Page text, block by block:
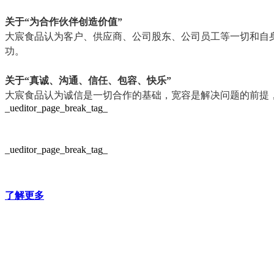
关于“为合作伙伴创造价值”
大宸食品认为客户、供应商、公司股东、公司员工等一切和
功。
关于“真诚、沟通、信任、包容、快乐”
大宸食品认为诚信是一切合作的基础，宽容是解决问题的前
_ueditor_page_break_tag_
_ueditor_page_break_tag_
了解更多